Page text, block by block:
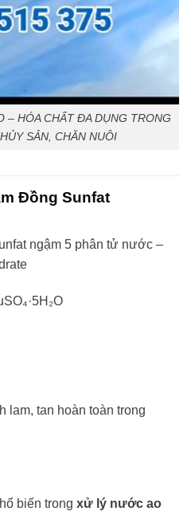
– HÓA CHẤT ĐA DỤNG TRONG
SẢN, CHĂN NUÔI
Đồng Sunfat
ngậm 5 phân tử nước –
lam, tan hoàn toàn trong
biến trong xử lý nước ao